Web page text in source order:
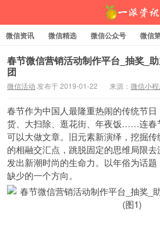
微信资讯 微信精选 微信公众号 微信
资料下载
标签云
春节微信营销活动制作平台_抽奖_
团
微信活动 发布于 2019-01-22 来源： 微信小
春节作为中国人最隆重热闹的传统节
货、大扫除、逛花街、年夜饭……连春
可以大做文章。旧元素新演绎，挖掘
的相融交汇点，跳脱固定的思维局限
发出新潮时尚的生命力。以年俗为话题
缺少的一个方向。